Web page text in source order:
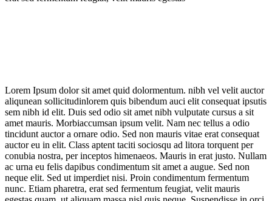
Lorem Ipsum dolor sit amet quid dolormentum. nibh vel velit auctor
aliqunean sollicitudinlorem quis bibendum auci elit consequat ipsutis
sem nibh id elit. Duis sed odio sit amet nibh vulputate cursus a sit
amet mauris. Morbiaccumsan ipsum velit. Nam nec tellus a odio
tincidunt auctor a ornare odio. Sed non mauris vitae erat consequat
auctor eu in elit. Class aptent taciti sociosqu ad litora torquent per
conubia nostra, per inceptos himenaeos. Mauris in erat justo. Nullam
ac urna eu felis dapibus condimentum sit amet a augue. Sed non
neque elit. Sed ut imperdiet nisi. Proin condimentum fermentum
nunc. Etiam pharetra, erat sed fermentum feugiat, velit mauris